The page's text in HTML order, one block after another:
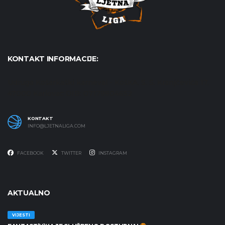
KONTAKT INFORMACIJE:
KONTAKT
INFO@LJETNALIGA.COM
FACEBOOK TWITTER INSTAGRAM
AKTUALNO
VIJESTI